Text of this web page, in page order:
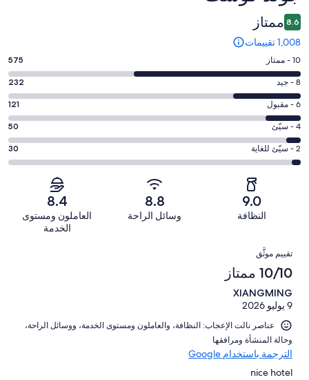
8.6 ممتاز
1,008 تقييمات
درجة
التصنيف
10
-
ممتاز.
575
من
أصل
10 - ممتاز 575
درجة
التصنيف
8
-
جيد.
232
8 - جيد 232
درجة
التصنيف
6
-
مقبول.
تقييمات
النزلاء
6 - مقبول 121
درجة
التصنيف
4
من
تقييمات
النزلاء
4 - سيّئ 50
درجة
التصنيف
من
أصل
1008
من
تقييمات
النزلاء
2 - سيّئ للغاية 30
9.0
النظافة
8.8
وسائل الراحة
8.4
العاملون ومستوى
الخدمة
التقييمات
تقييم موثَّق
10/10 ممتاز
XIANGMING
9 يوليو 2026
عناصر نالت الإعجاب: ⁦النظافة⁩، و⁦العاملون ومستوى الخدمة⁩، و⁦وسائل الراحة⁩،
و⁦حالة المنشأة ومرافقها⁩
الترجمة باستخدام Google
nice hotel